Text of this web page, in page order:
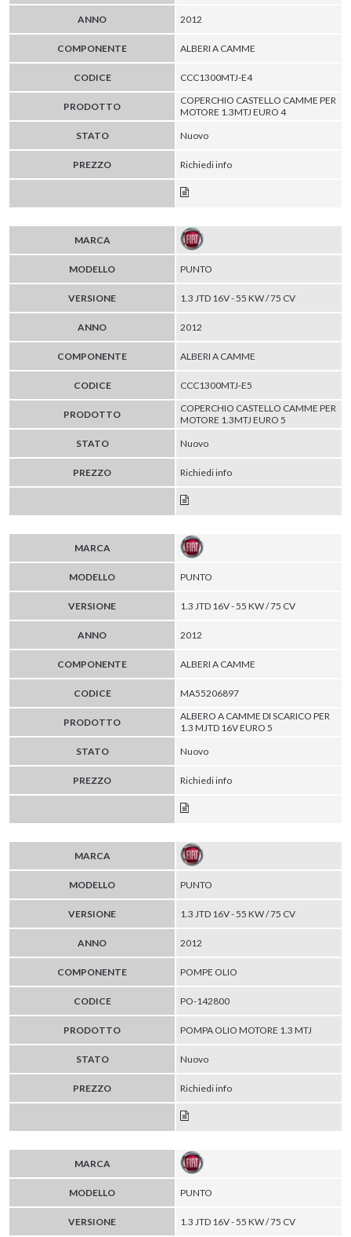
ANNO 2012
COMPONENTE ALBERI A CAMME
CODICE CCC1300MTJ-E4
PRODOTTO
COPERCHIO CASTELLO CAMME PER
MOTORE 1.3MTJ EURO 4
STATO
Nuovo
PREZZO Richiedi info
MARCA
MODELLO PUNTO
VERSIONE 1.3 JTD 16V - 55 KW / 75 CV
ANNO 2012
COMPONENTE ALBERI A CAMME
CODICE CCC1300MTJ-E5
PRODOTTO
COPERCHIO CASTELLO CAMME PER
MOTORE 1.3MTJ EURO 5
STATO
Nuovo
PREZZO Richiedi info
MARCA
MODELLO PUNTO
VERSIONE 1.3 JTD 16V - 55 KW / 75 CV
ANNO 2012
COMPONENTE ALBERI A CAMME
CODICE MA55206897
PRODOTTO
ALBERO A CAMME DI SCARICO PER
1.3 MJTD 16V EURO 5
STATO
Nuovo
PREZZO Richiedi info
MARCA
MODELLO PUNTO
VERSIONE 1.3 JTD 16V - 55 KW / 75 CV
ANNO 2012
COMPONENTE POMPE OLIO
CODICE PO-142800
PRODOTTO POMPA OLIO MOTORE 1.3 MTJ
STATO Nuovo
PREZZO Richiedi info
MARCA
MODELLO PUNTO
VERSIONE 1.3 JTD 16V - 55 KW / 75 CV